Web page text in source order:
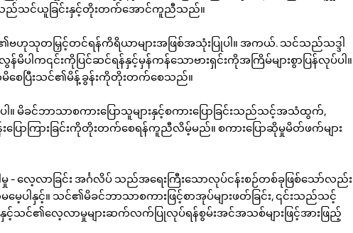
သည်သင်ယူခြင်းနှင့်တိုးတက်အောင်ကူညီသည်။
င်၏ဗဟုသုတမြှင့်တင်ရန်ကိရိယာများအဖြစ်အသုံးပြုပါ။ အကယ်. သင်သည်သဒ္ဒါ
၎င်းကိုပြင်ဆင်ရန်နှင့်မှန်ကန်သောဗားရှင်းကိုအကြိမ်များစွာပြန်လုပ်ပါ။
ေပြီးသင်၏မိန့်ခွန်းကိုတိုးတက်စေသည်။
မိခင်ဘာသာစကားပြောသူများနှင့်စကားပြောခြင်းသည်သင့်အသံထွက်,
ခွန်းပြောကြားခြင်းကိုတိုးတက်စေရန်ကူညီလိမ့်မည်။ စကားပြောဆိုမှုမိတ်ဖက်များ
ါမှု - လေ့လာခြင်း အင်္ဂလိပ် သည်အရေးကြီးသောလုပ်ငန်းစဉ်တစ်ခုဖြစ်သော်လည်း
မေ့ပါနှင့်။ သင်၏မိခင်ဘာသာစကားဖြင့်စာအုပ်များဖတ်ခြင်း, ၎င်းသည်သင့်
င့်သင်၏လေ့လာမှုများဆက်လက်ပြုလုပ်ရန်စွမ်းအင်အသစ်များဖြင့်အားဖြည့်